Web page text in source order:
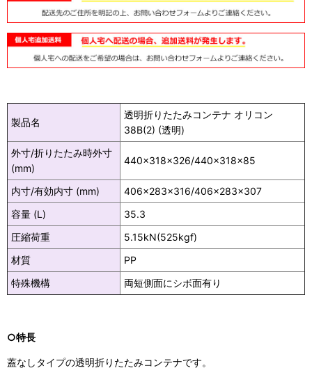
製品名
透明折りたたみコンテナ オリコン
38B(2) (透明)
外寸/折りたたみ時外寸
(mm)
440×318×326/440×318×85
内寸/有効内寸 (mm)
406×283×316/406×283×307
容量 (L)
35.3
圧縮荷重
5.15kN(525kgf)
材質
PP
特殊機構
両短側面にシボ面有り
○特長
蓋なしタイプの透明折りたたみコンテナです。